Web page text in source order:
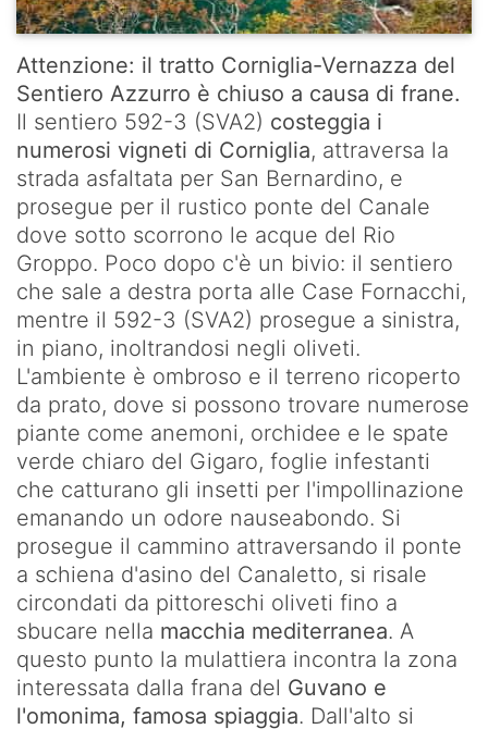
Telegrafo-
Monte
Marvede
Monte
Marvede-
Foce
Drignana
Foce
Drignana-
Colle
di
Gritta
Colle
di
Gritta-
Levanto
LA
STRADA
DEI
SANTUARI
Attenzione: il tratto Corniglia-Vernazza del
Sentiero Azzurro è chiuso a causa di frane.
Il sentiero 592-3 (SVA2) costeggia i
numerosi vigneti di Corniglia, attraversa la
strada asfaltata per San Bernardino, e
prosegue per il rustico ponte del Canale
dove sotto scorrono le acque del Rio
Groppo. Poco dopo c'è un bivio: il sentiero
che sale a destra porta alle Case Fornacchi,
mentre il 592-3 (SVA2) prosegue a sinistra,
in piano, inoltrandosi negli oliveti.
L'ambiente è ombroso e il terreno ricoperto
da prato, dove si possono trovare numerose
piante come anemoni, orchidee e le spate
verde chiaro del Gigaro, foglie infestanti
che catturano gli insetti per l'impollinazione
emanando un odore nauseabondo. Si
prosegue il cammino attraversando il ponte
a schiena d'asino del Canaletto, si risale
circondati da pittoreschi oliveti fino a
sbucare nella macchia mediterranea. A
questo punto la mulattiera incontra la zona
interessata dalla frana del Guvano e
l'omonima, famosa spiaggia. Dall'alto si